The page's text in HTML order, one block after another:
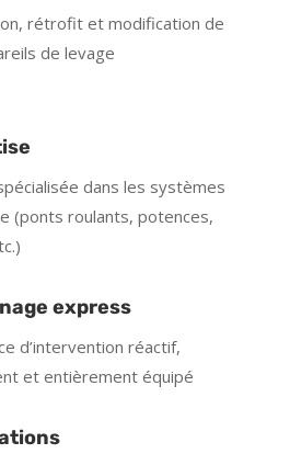
rétrofit et modification de
de levage
dans les systèmes
(ponts roulants, potences,
express
d’intervention réactif,
et entièrement équipé